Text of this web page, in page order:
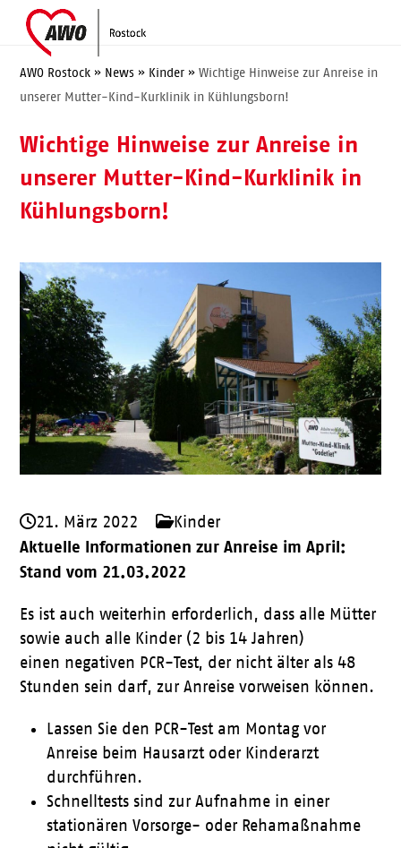
content
Open
mobile
menu
Close
mobile
menu
AWO Rostock » News » Kinder »Wichtige Hinweise zur Anreise in
unserer Mutter-Kind-Kurklinik in Kühlungsborn!
Wichtige Hinweise zur Anreise in
unserer Mutter-Kind-Kurklinik in
Kühlungsborn!
21. März 2022 Kinder
Aktuelle Informationen zur Anreise im April:
Stand vom 21.03.2022
Es ist auch weiterhin erforderlich, dass alle Mütter
sowie auch alle Kinder (2 bis 14 Jahren)
einen negativen PCR-Test, der nicht älter als 48
Stunden sein darf, zur Anreise vorweisen können.
Lassen Sie den PCR-Test am Montag vor
Anreise beim Hausarzt oder Kinderarzt
durchführen.
Schnelltests sind zur Aufnahme in einer
stationären Vorsorge- oder Rehamaßnahme